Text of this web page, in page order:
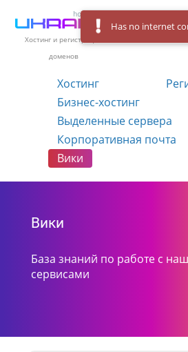
Хостинг и регистрация
доменов
Хостинг
Бизнес-хостинг
Выделенные сервера
Корпоративная почта
Вики
Вики
База знаний по работе с
сервисами
Has no internet